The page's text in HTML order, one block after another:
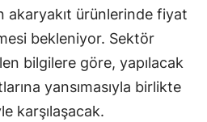
Mersin
İstanbul
akaryakıt ürünlerinde fiyat
bekleniyor. Sektör
bilgilere göre, yapılacak
yansımasıyla birlikte
karşılaşacak.